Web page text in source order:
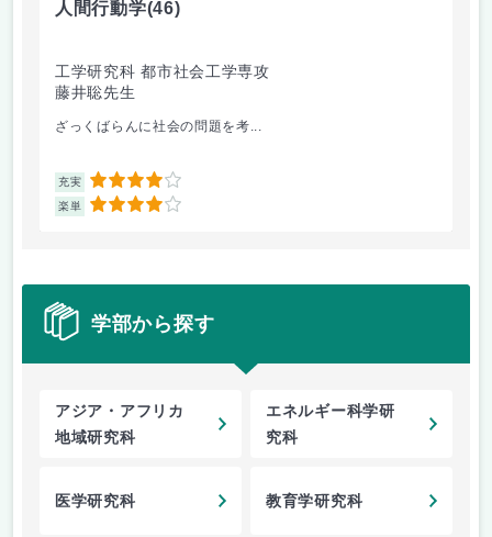
人間行動学(46)
工学研究科 都市社会工学専攻
藤井聡先生
ざっくばらんに社会の問題を考...
充実 4
楽単 4
学部から探す
アジア・アフリカ
地域研究科
エネルギー科学研
究科
医学研究科 教育学研究科